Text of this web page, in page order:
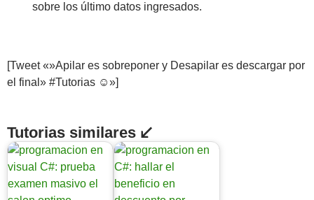
sobre los último datos ingresados.
[Tweet «»Apilar es sobreponer y Desapilar es descargar por
el final» #Tutorias ☺»]
Tutorias similares ↙